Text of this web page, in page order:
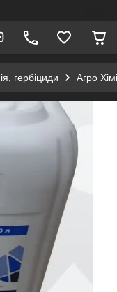
гербіциди Агро